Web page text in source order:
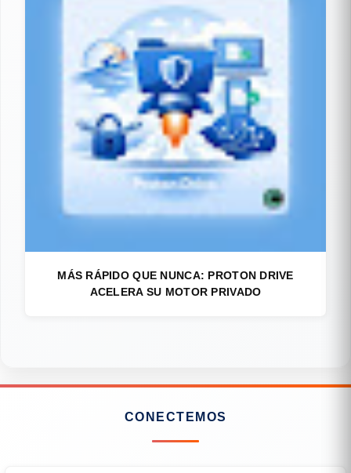
MÁS RÁPIDO QUE NUNCA: PROTON DRIVE
ACELERA SU MOTOR PRIVADO
CONECTEMOS